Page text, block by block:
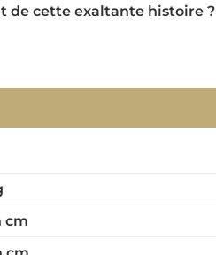
de cette exaltante histoire ?
cm